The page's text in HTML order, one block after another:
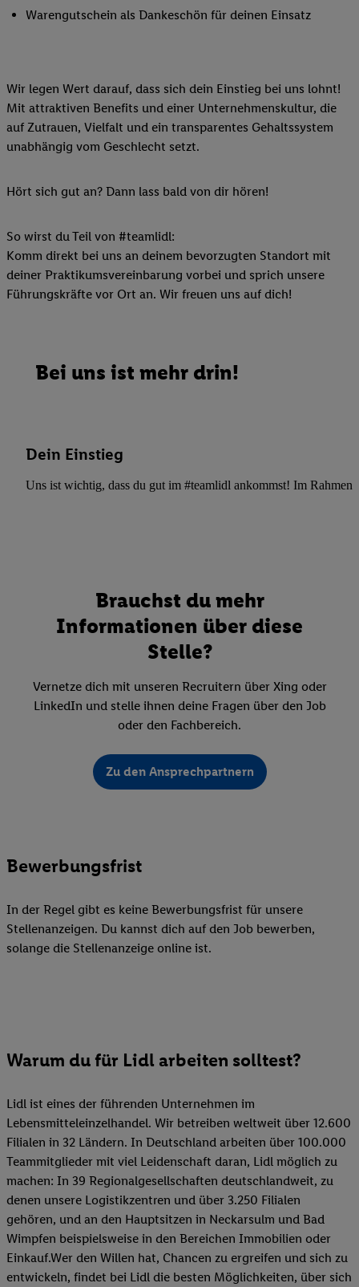
Warengutschein als Dankeschön für deinen Einsatz
Wir legen Wert darauf, dass sich dein Einstieg bei uns lohnt!
Mit attraktiven Benefits und einer Unternehmenskultur, die
auf Zutrauen, Vielfalt und ein transparentes Gehaltssystem
unabhängig vom Geschlecht setzt.
Hört sich gut an? Dann lass bald von dir hören!
So wirst du Teil von #teamlidl:
Komm direkt bei uns an deinem bevorzugten Standort mit
deiner Praktikumsvereinbarung vorbei und sprich unsere
Führungskräfte vor Ort an. Wir freuen uns auf dich!
Bei uns ist mehr drin!
Dein Einstieg
Uns ist wichtig, dass du gut im #teamlidl ankommst! Im Rahmen
Brauchst du mehr
Informationen über diese
Stelle?
Vernetze dich mit unseren Recruitern über Xing oder
LinkedIn und stelle ihnen deine Fragen über den Job
oder den Fachbereich.
Zu den Ansprechpartnern
Bewerbungsfrist
In der Regel gibt es keine Bewerbungsfrist für unsere
Stellenanzeigen. Du kannst dich auf den Job bewerben,
solange die Stellenanzeige online ist.
Warum du für Lidl arbeiten solltest?
Lidl ist eines der führenden Unternehmen im
Lebensmitteleinzelhandel. Wir betreiben weltweit über 12.600
Filialen in 32 Ländern. In Deutschland arbeiten über 100.000
Teammitglieder mit viel Leidenschaft daran, Lidl möglich zu
machen: In 39 Regionalgesellschaften deutschlandweit, zu
denen unsere Logistikzentren und über 3.250 Filialen
gehören, und an den Hauptsitzen in Neckarsulm und Bad
Wimpfen beispielsweise in den Bereichen Immobilien oder
Einkauf.Wer den Willen hat, Chancen zu ergreifen und sich zu
entwickeln, findet bei Lidl die besten Möglichkeiten, über sich